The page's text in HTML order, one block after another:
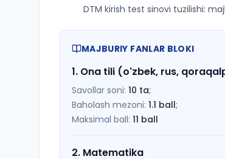
DTM kirish test sinovi tuzilishi:
MAJBURIY FANLAR BLOKI
1. Ona tili (o'zbek, rus,
Savollar soni: 10 ta;
Baholash mezoni: 1.1 ball;
Maksimal ball: 11 ball
2. Matematika